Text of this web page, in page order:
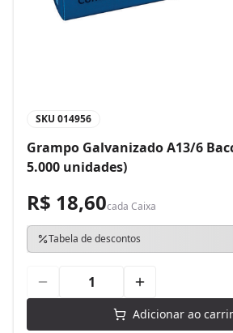
SKU 014956
Grampo Galvanizado A13/6
5.000 unidades)
R$ 18,60cada Caixa
Tabela de descontos
Adicionar ao